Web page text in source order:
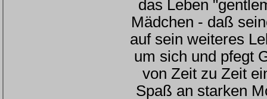
das Leben
Mädchen - daß
auf sein weiteres
um sich und pfegt
von Zeit zu Zeit
Spaß an starken